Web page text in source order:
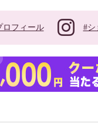
ロフィール #シ